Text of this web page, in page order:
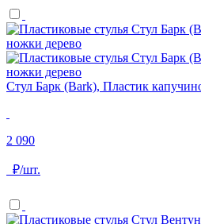
Стул Барк (Bark), Пластик
2 090
₽/шт.